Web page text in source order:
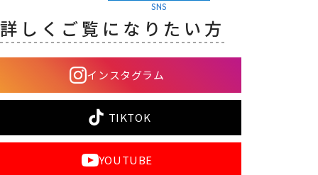
SNS
詳しくご覧になりたい方
インスタグラム
TIKTOK
YOUTUBE